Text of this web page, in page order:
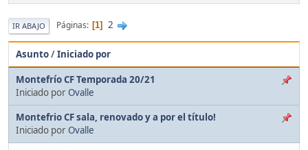
IR ABAJO Páginas 1 2
Asunto/Iniciado por
Montefrío CF Temporada 20/21
Iniciado por Ovalle
Montefrio CF sala, renovado y a por el título!
Iniciado por Ovalle